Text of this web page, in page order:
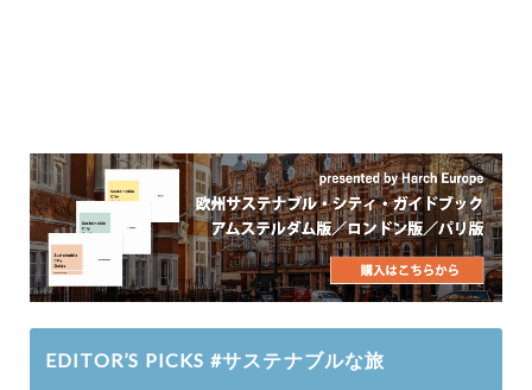
EDITOR’S PICKS #サステナブルな旅